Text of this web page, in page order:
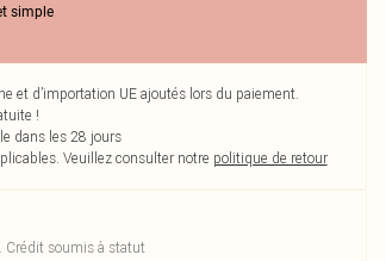
simple
et d’importation UE ajoutés lors du paiement.
!
dans les 28 jours
Veuillez consulter notre politique de retour
Crédit soumis à statut